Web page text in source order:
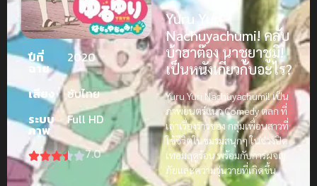
ปีที่
ฉาย
2020
เสียง
ซับไทย
ระบบ
ภาพ
Full HD
7.0
Yuru Yuri
Nachuyachumi! คลับ
บ้าฮาต๊อง นาชูยาชูมิ!
เป็นหนังเกี่ยวกับอะไร?
Yuru Yuri Nachuyachumi! เป็น
ภาพยนตร์แนว Comedy ตลก ที่
เล่าเรื่องราวของ กลุ่มเพื่อนสาวที่
ใช้ชีวิตในชมรมสนุกๆ ในช่วงปิด
เทอมฤดูร้อน พร้อมกับการผจญ
ภัยและความวุ่นวายที่เกิดขึ้น